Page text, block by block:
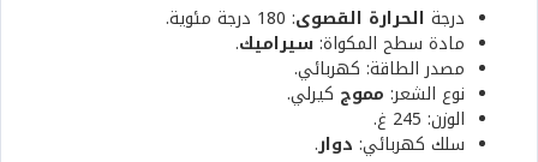
درجة الحرارة القصوى: 180 درجة مئوية.
مادة سطح المكواة: سيراميك.
مصدر الطاقة: كهربائي.
نوع الشعر: مموج كيرلي.
الوزن: 245 غ.
سلك كهربائي: دوار.